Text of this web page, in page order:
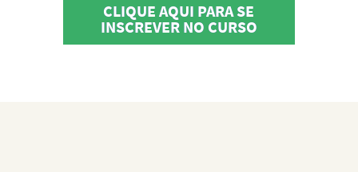
CLIQUE AQUI PARA SE
INSCREVER NO CURSO